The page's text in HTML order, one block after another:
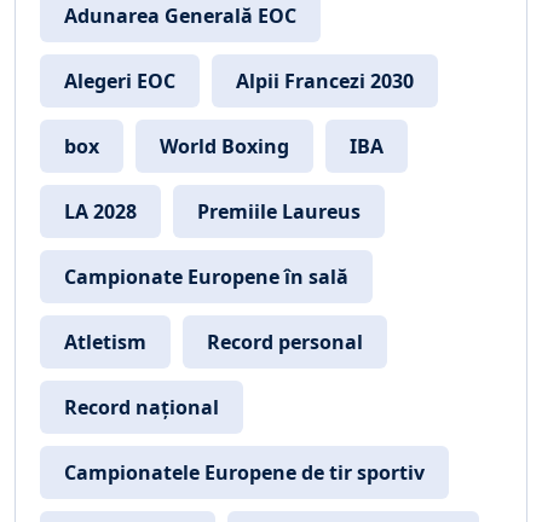
Adunarea Generală EOC
Alegeri EOC Alpii Francezi 2030
box World Boxing IBA
LA 2028 Premiile Laureus
Campionate Europene în sală
Atletism Record personal
Record național
Campionatele Europene de tir sportiv